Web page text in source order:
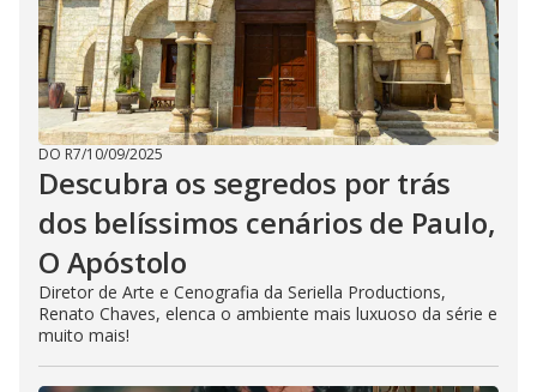
DO R7/10/09/2025
Descubra os segredos por trás
dos belíssimos cenários de Paulo,
O Apóstolo
Diretor de Arte e Cenografia da Seriella Productions,
Renato Chaves, elenca o ambiente mais luxuoso da série e
muito mais!